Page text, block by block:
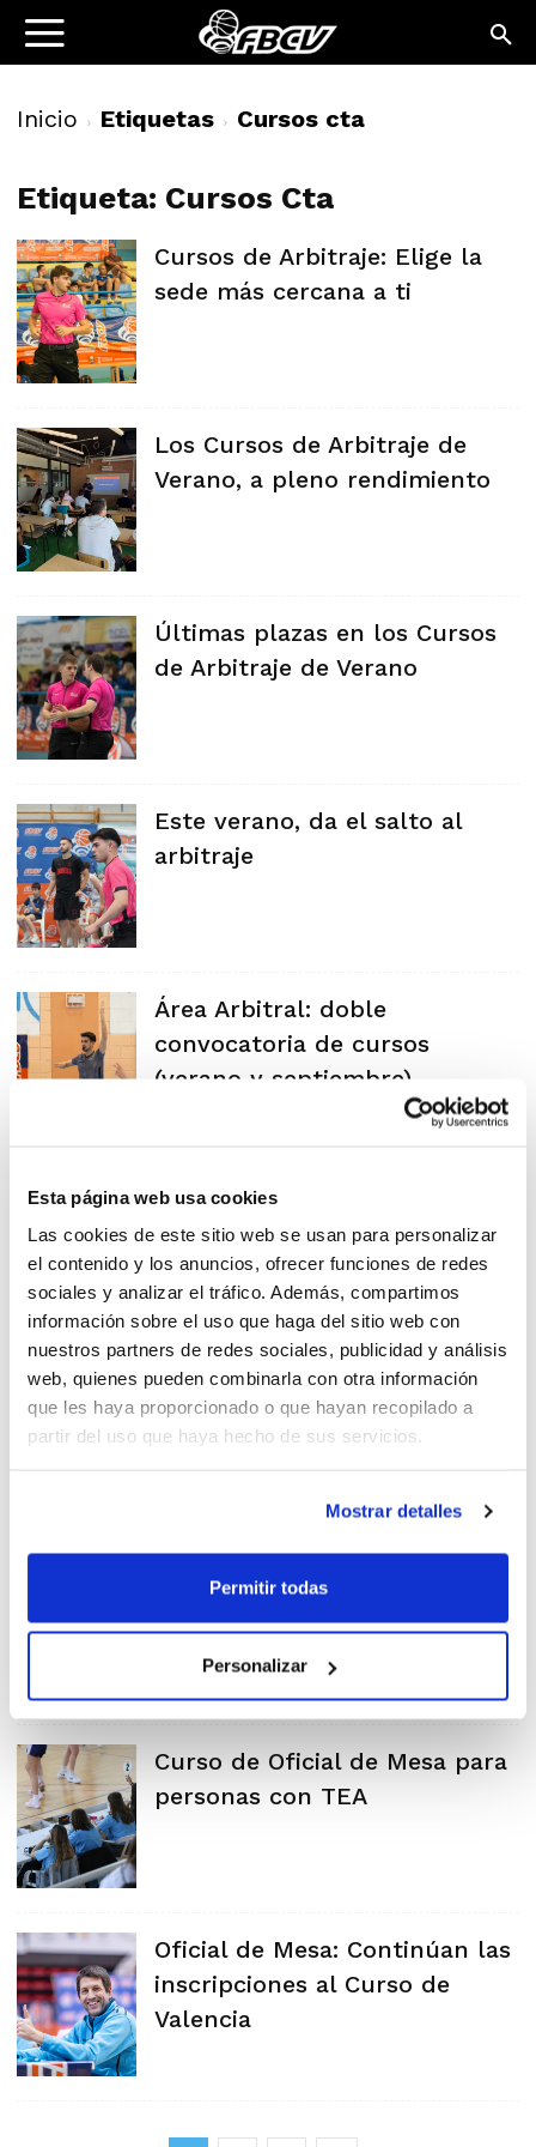
Esta página web usa cookies
Las cookies de este sitio web se usan para personalizar
el contenido y los anuncios, ofrecer funciones de redes
sociales y analizar el tráfico. Además, compartimos
información sobre el uso que haga del sitio web con
nuestros partners de redes sociales, publicidad y análisis
web, quienes pueden combinarla con otra información
que les haya proporcionado o que hayan recopilado a
partir del uso que haya hecho de sus servicios.
Mostrar detalles
Permitir todas
Personalizar
Inicio Etiquetas Cursos cta
Etiqueta: Cursos Cta
Cursos de Arbitraje: Elige la
sede más cercana a ti
Los Cursos de Arbitraje de
Verano, a pleno rendimiento
Últimas plazas en los Cursos
de Arbitraje de Verano
Este verano, da el salto al
arbitraje
Área Arbitral: doble
convocatoria de cursos
(verano y septiembre)
¿Sabías que puedes
compaginar diferentes
funciones dentro del
baloncesto?
Convocados los nuevos Cursos
de Arbitraje y Oficial de Mesa
Primera etapa del Curso de Of.
TEA
Curso de Oficial de Mesa para
personas con TEA
Oficial de Mesa: Continúan las
inscripciones al Curso de
Valencia